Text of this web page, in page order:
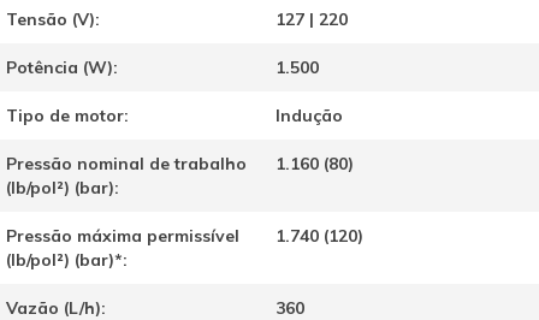
Tensão (V): 127 | 220
Potência (W): 1.500
Tipo de motor: Indução
Pressão nominal de trabalho
(lb/pol²) (bar):
1.160 (80)
Pressão máxima permissível
(lb/pol²) (bar)*:
1.740 (120)
Vazão (L/h): 360